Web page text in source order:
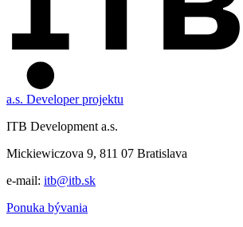
a.s. Developer projektu
ITB Development a.s.
Mickiewiczova 9, 811 07 Bratislava
e-mail: itb@itb.sk
Ponuka bývania